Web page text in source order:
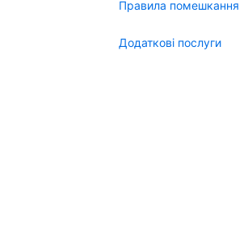
Правила помешкання
Додаткові послуги